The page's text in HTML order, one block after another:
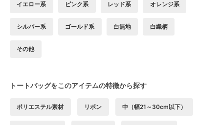
イエロー系 ピンク系 レッド系 オレンジ系
シルバー系 ゴールド系 白無地 白織柄
その他
トートバッグをこのアイテムの特徴から探す
ポリエステル素材 リボン 中（幅21～30cm以下）